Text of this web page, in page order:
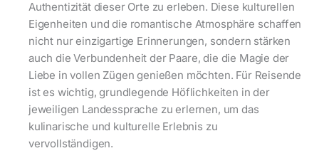
Authentizität dieser Orte zu erleben. Diese kulturellen
Eigenheiten und die romantische Atmosphäre schaffen
nicht nur einzigartige Erinnerungen, sondern stärken
auch die Verbundenheit der Paare, die die Magie der
Liebe in vollen Zügen genießen möchten. Für Reisende
ist es wichtig, grundlegende Höflichkeiten in der
jeweiligen Landessprache zu erlernen, um das
kulinarische und kulturelle Erlebnis zu
vervollständigen.